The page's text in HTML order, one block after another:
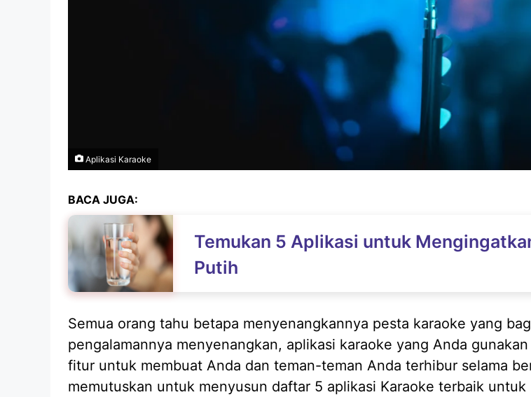
Aplikasi Karaoke
BACA JUGA:
Temukan 5 Aplikasi untuk
Putih
Semua orang tahu betapa menyenangkannya pesta karaoke yang
pengalamannya menyenangkan, aplikasi karaoke yang Anda
fitur untuk membuat Anda dan teman-teman Anda terhibur selama
memutuskan untuk menyusun daftar 5 aplikasi Karaoke terbaik